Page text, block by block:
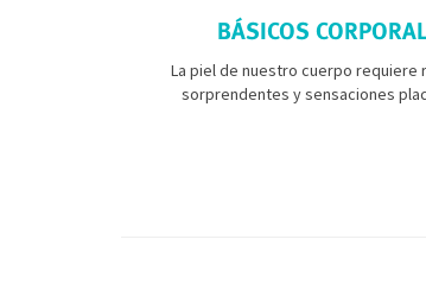
BÁSICOS
La piel de nuestro cuerpo requiere
sorprendentes y sensaciones